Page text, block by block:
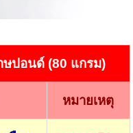
ษปอนด์ (80 แกรม)
หมายเหตุ